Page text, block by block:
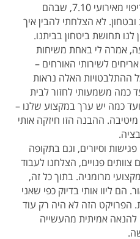
הפרויקט הזה היה עבורי תהליך ריפוי מאירועי 7.10, שבהם
לא הצלחתי להבין איך
תחושת ביטחון בביתנו.
אמרה לי באחת משיחות
לשירותי האורחים –
ההתלבטויות האלה נראות
כמה משמעותי לחזור לבית
כמה יש ערך במקצוע שלנו –
ההבנה הזו חיזקה אותי
וסיורים, וגם בתקופה
פנויים, הצלחנו לעבוד
מרומניה. בתוך כל זה,
הם ליוו אותי בדיוק כפי שאני
הפרויקט הזה לא היה רק עוד
להנאה אמיתית מהעשייה